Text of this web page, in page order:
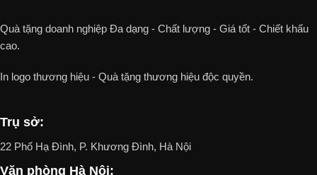
Quà tặng doanh nghiệp Đa dạng - Chất lượng - Giá tốt - Chiết khấu
cao.
In logo thương hiệu - Quà tặng thương hiệu độc quyền.
Trụ sở:
22 Phố Hạ Đình, P. Khương Đình, Hà Nội
Văn phòng Hà Nội: